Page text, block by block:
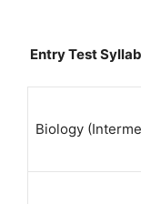
Entry Test
Biology